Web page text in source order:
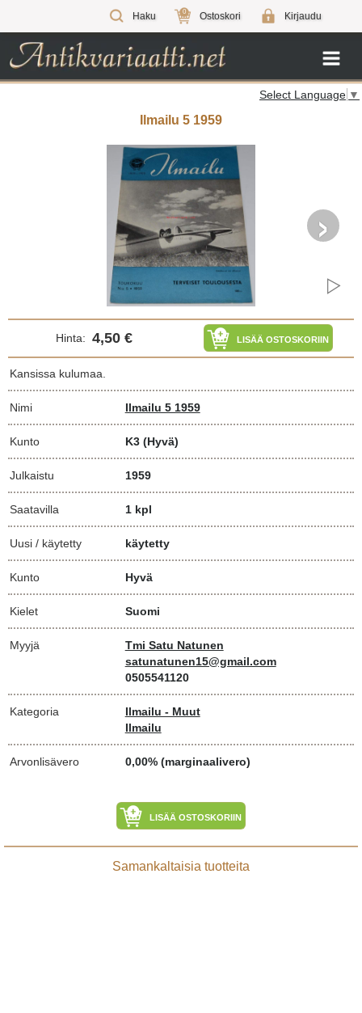
Haku 0 Ostoskori Kirjaudu
Select Language ▼
Ilmailu 5 1959
›
Hinta: 4,50 € LISÄÄ OSTOSKORIIN
Kansissa kulumaa.
Nimi Ilmailu 5 1959
Kunto K3 (Hyvä)
Julkaistu 1959
Saatavilla 1 kpl
Uusi / käytetty käytetty
Kunto Hyvä
Kielet Suomi
Myyjä
Tmi Satu Natunen
satunatunen15@gmail.com
0505541120
Kategoria
Ilmailu - Muut
Ilmailu
Arvonlisävero 0,00% (marginaalivero)
LISÄÄ OSTOSKORIIN
Samankaltaisia tuotteita